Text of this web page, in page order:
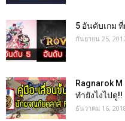
5 อันดับเกม
กันยายน 25,
Ragnarok
ทำยังไงไปดู!!
ธันวาคม 16,